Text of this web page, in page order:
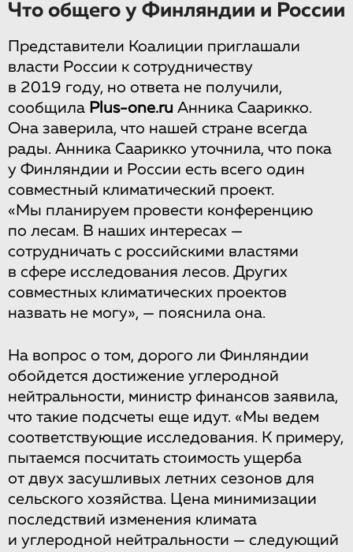
Что общего у Финляндии и России
Представители Коалиции приглашали
власти России к сотрудничеству
в 2019 году, но ответа не получили,
сообщила Plus-one.ru Анника Саарикко.
Она заверила, что нашей стране всегда
рады. Анника Саарикко уточнила, что пока
у Финляндии и России есть всего один
совместный климатический проект.
«Мы планируем провести конференцию
по лесам. В наших интересах —
сотрудничать с российскими властями
в сфере исследования лесов. Других
совместных климатических проектов
назвать не могу», — пояснила она.
На вопрос о том, дорого ли Финляндии
обойдется достижение углеродной
нейтральности, министр финансов заявила,
что такие подсчеты еще идут. «Мы ведем
соответствующие исследования. К примеру,
пытаемся посчитать стоимость ущерба
от двух засушливых летних сезонов для
сельского хозяйства. Цена минимизации
последствий изменения климата
и углеродной нейтральности — следующий